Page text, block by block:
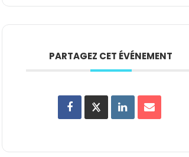
PARTAGEZ CET ÉVÉNEMENT